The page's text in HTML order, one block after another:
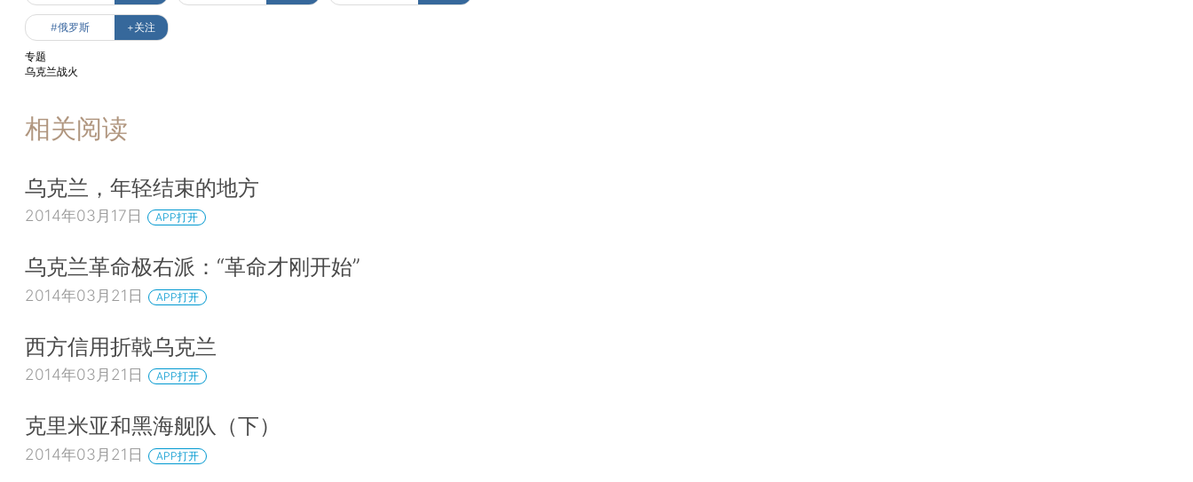
#俄罗斯 +关注
专题
乌克兰战火
相关阅读
乌克兰，年轻结束的地方
2014年03月17日 APP打开
乌克兰革命极右派：“革命才刚开始”
2014年03月21日 APP打开
西方信用折戟乌克兰
2014年03月21日 APP打开
克里米亚和黑海舰队（下）
2014年03月21日 APP打开